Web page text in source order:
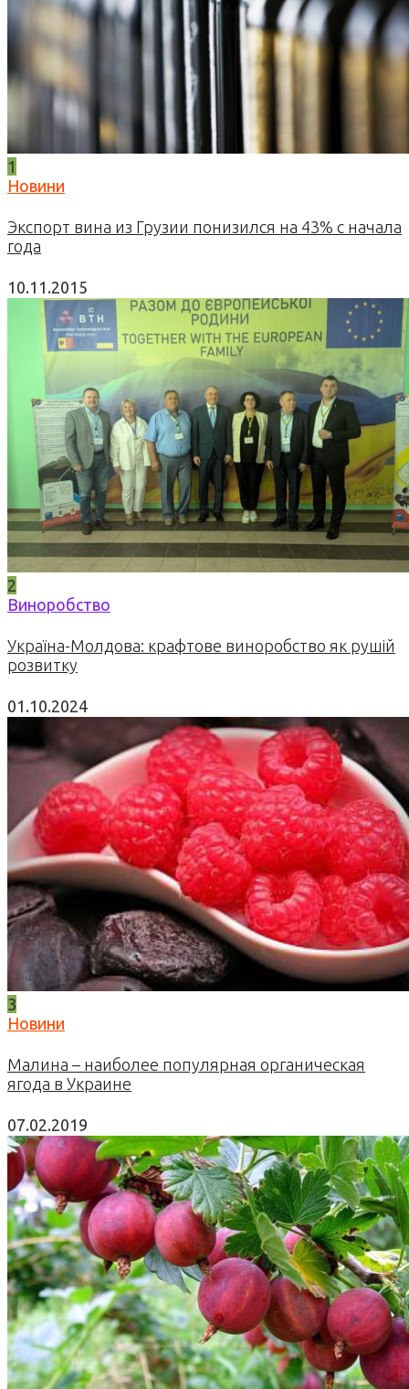
1
Новини
Экспорт вина из Грузии понизился на 43% с начала
года
10.11.2015
2
Виноробство
Україна-Молдова: крафтове виноробство як рушій
розвитку
01.10.2024
3
Новини
Малина – наиболее популярная органическая
ягода в Украине
07.02.2019